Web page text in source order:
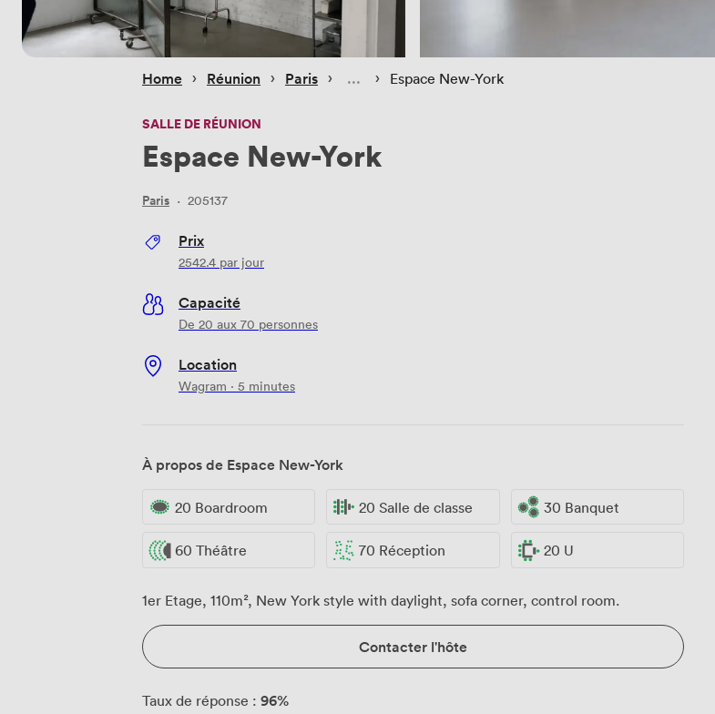
Home › Réunion › Paris › › Espace New-York
SALLE DE RÉUNION
Espace New-York
Paris · 205137
Prix
2542.4 par jour
Capacité
De 20 aux 70 personnes
Location
Wagram · 5 minutes
À propos de Espace New-York
20 Boardroom 20 Salle de classe 30 Banquet
60 Théâtre 70 Réception 20 U
1er Etage, 110m², New York style with daylight, sofa corner, control room.
Contacter l'hôte
Taux de réponse : 96%